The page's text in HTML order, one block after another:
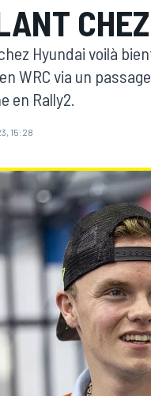
Hyundai voilà
WRC via un
en Rally2.
15:28